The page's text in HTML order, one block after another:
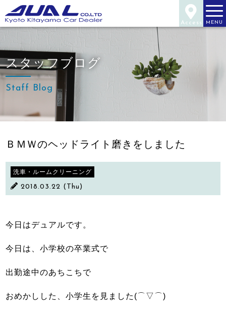
Access MENU
スタッフブログ
Staff Blog
ＢＭＷのヘッドライト磨きをしました
洗車・ルームクリーニング
2018.03.22 (Thu)
今日はデュアルです。
今日は、小学校の卒業式で
出勤途中のあちこちで
おめかしした、小学生を見ました(⌒▽⌒)